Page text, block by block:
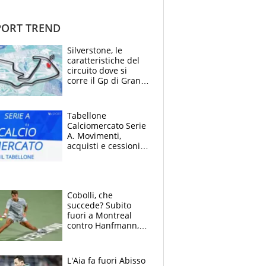
TREND
Silverstone, le
caratteristiche del
circuito dove si
corre il Gp di Gran
Tabellone
Calciomercato Serie
A. Movimenti,
acquisti e cessioni:
Cobolli, che
succede? Subito
fuori a Montreal
contro Hanfmann,
L'Aia fa fuori Abisso